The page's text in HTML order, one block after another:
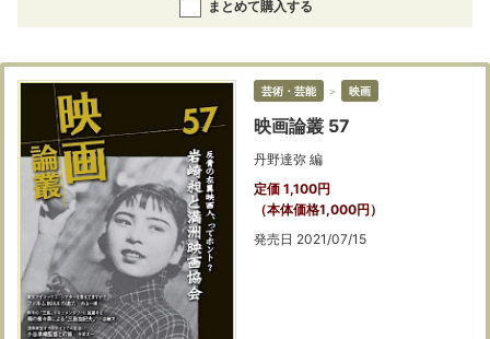
まとめて購入する
芸術・芸能 ＞ 映画
映画論叢 57
丹野達弥 編
定価 1,100円
（本体価格1,000円）
発売日 2021/07/15